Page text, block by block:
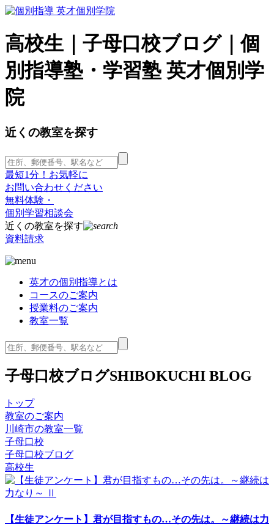
高校生｜子母口校ブログ｜個
別指導塾・学習塾 英才個別学
院
近くの教室を探す
最短1分！お気軽に
お問い合わせください
無料体験・
個別学習相談会
近くの教室を探す
資料請求
英才の個別指導とは
コースのご案内
授業料のご案内
教室一覧
子母口校ブログSHIBOKUCHI BLOG
トップ
教室のご案内
川崎市の教室一覧
子母口校
子母口校ブログ
高校生
【生徒アンケート】君が目指すもの…その先は。～継続は力